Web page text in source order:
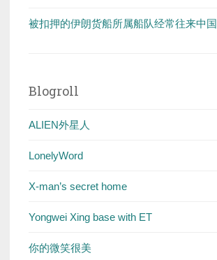
被扣押的伊朗货船所属船队经常往来中国
Blogroll
ALIEN外星人
LonelyWord
X-man’s secret home
Yongwei Xing base with ET
你的微笑很美